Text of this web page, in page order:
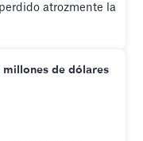
atrozmente la
millones de dólares